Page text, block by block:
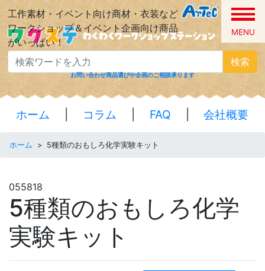
工作素材・イベント向け商材・衣装など
ワークショップ＆イベント企画向け商品
がいっぱい！
MENU
検索
お問い合わせ商品選びや企画のご相談承ります
ホーム コラム FAQ 会社概要
ホーム > 5種類のおもしろ化学実験キット
055818
5種類のおもしろ化学
実験キット